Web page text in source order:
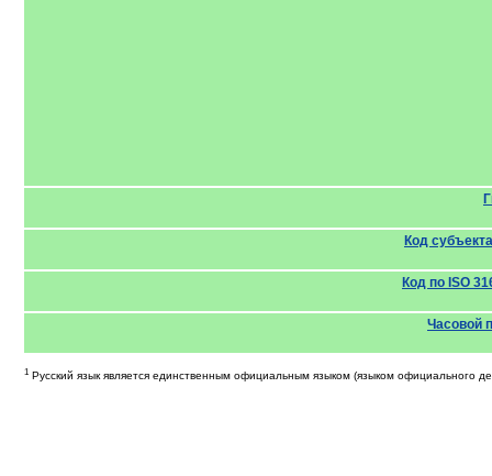
Код
Код по ISO
Часовой
1 Русский язык является единственным официальным языком (языком официального